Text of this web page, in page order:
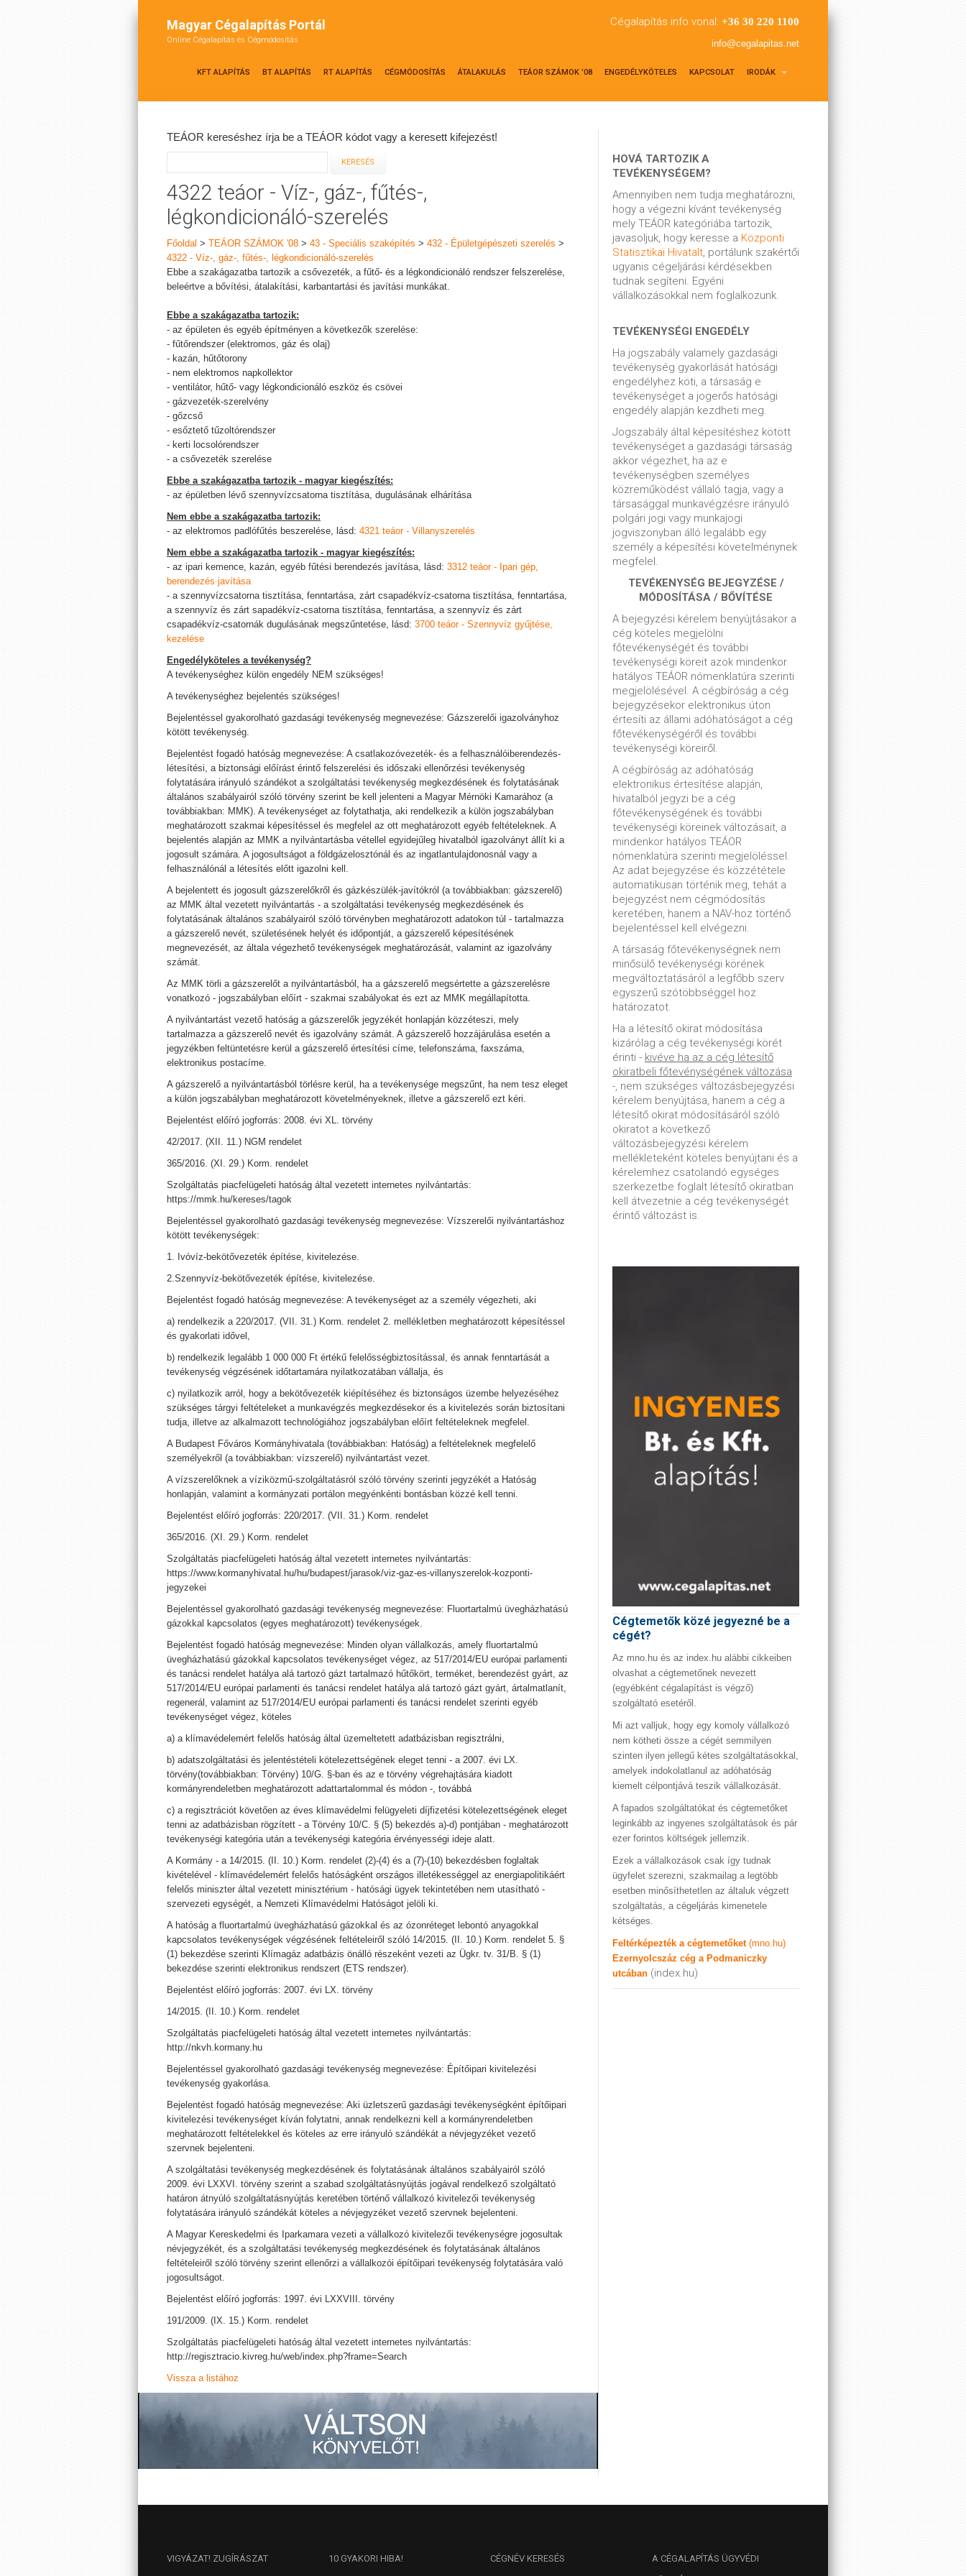
Magyar Cégalapítás Portál
Online Cégalapítás és Cégmódosítás
Cégalapítás info vonal: +36 30 220 1100
info@cegalapitas.net
KFT ALAPÍTÁS BT ALAPÍTÁS RT ALAPÍTÁS CÉGMÓDOSÍTÁS ÁTALAKULÁS TEÁOR SZÁMOK '08 ENGEDÉLYKÖTELES KAPCSOLAT IRODÁK
TEÁOR kereséshez írja be a TEÁOR kódot vagy a keresett kifejezést!
4322 teáor - Víz-, gáz-, fűtés-,
légkondicionáló-szerelés
Főoldal > TEÁOR SZÁMOK '08 > 43 - Speciális szaképítés > 432 - Épületgépészeti szerelés >
4322 - Víz-, gáz-, fűtés-, légkondicionáló-szerelés
Ebbe a szakágazatba tartozik a csővezeték, a fűtő- és a légkondicionáló rendszer felszerelése,
beleértve a bővítési, átalakítási, karbantartási és javítási munkákat.
Ebbe a szakágazatba tartozik:
- az épületen és egyéb építményen a következők szerelése:
- fűtőrendszer (elektromos, gáz és olaj)
- kazán, hűtőtorony
- nem elektromos napkollektor
- ventilátor, hűtő- vagy légkondicionáló eszköz és csövei
- gázvezeték-szerelvény
- gőzcső
- esőztető tűzoltórendszer
- kerti locsolórendszer
- a csővezeték szerelése
Ebbe a szakágazatba tartozik - magyar kiegészítés:
- az épületben lévő szennyvízcsatorna tisztítása, dugulásának elhárítása
Nem ebbe a szakágazatba tartozik:
- az elektromos padlófűtés beszerelése, lásd: 4321 teáor - Villanyszerelés
Nem ebbe a szakágazatba tartozik - magyar kiegészítés:
- az ipari kemence, kazán, egyéb fűtési berendezés javítása, lásd: 3312 teáor - Ipari gép,
berendezés javítása
- a szennyvízcsatorna tisztítása, fenntartása, zárt csapadékvíz-csatorna tisztítása, fenntartása,
a szennyvíz és zárt sapadékvíz-csatorna tisztítása, fenntartása, a szennyvíz és zárt
csapadékvíz-csatornák dugulásának megszűntetése, lásd: 3700 teáor - Szennyvíz gyűjtése,
kezelése
Engedélyköteles a tevékenység?
A tevékenységhez külön engedély NEM szükséges!
A tevékenységhez bejelentés szükséges!
Bejelentéssel gyakorolható gazdasági tevékenység megnevezése: Gázszerelői igazolványhoz
kötött tevékenység.
Bejelentést fogadó hatóság megnevezése: A csatlakozóvezeték- és a felhasználóiberendezés-
létesítési, a biztonsági előírást érintő felszerelési és időszaki ellenőrzési tevékenység
folytatására irányuló szándékot a szolgáltatási tevékenység megkezdésének és folytatásának
általános szabályairól szóló törvény szerint be kell jelenteni a Magyar Mérnöki Kamarához (a
továbbiakban: MMK). A tevékenységet az folytathatja, aki rendelkezik a külön jogszabályban
meghatározott szakmai képesítéssel és megfelel az ott meghatározott egyéb feltételeknek. A
bejelentés alapján az MMK a nyilvántartásba vétellel egyidejűleg hivatalból igazolványt állít ki a
jogosult számára. A jogosultságot a földgázelosztónál és az ingatlantulajdonosnál vagy a
felhasználónál a létesítés előtt igazolni kell.
A bejelentett és jogosult gázszerelőkről és gázkészülék-javítókról (a továbbiakban: gázszerelő)
az MMK által vezetett nyilvántartás - a szolgáltatási tevékenység megkezdésének és
folytatásának általános szabályairól szóló törvényben meghatározott adatokon túl - tartalmazza
a gázszerelő nevét, születésének helyét és időpontját, a gázszerelő képesítésének
megnevezését, az általa végezhető tevékenységek meghatározását, valamint az igazolvány
számát.
Az MMK törli a gázszerelőt a nyilvántartásból, ha a gázszerelő megsértette a gázszerelésre
vonatkozó - jogszabályban előírt - szakmai szabályokat és ezt az MMK megállapította.
A nyilvántartást vezető hatóság a gázszerelők jegyzékét honlapján közzéteszi, mely
tartalmazza a gázszerelő nevét és igazolvány számát. A gázszerelő hozzájárulása esetén a
jegyzékben feltüntetésre kerül a gázszerelő értesítési címe, telefonszáma, faxszáma,
elektronikus postacíme.
A gázszerelő a nyilvántartásból törlésre kerül, ha a tevékenysége megszűnt, ha nem tesz eleget
a külön jogszabályban meghatározott követelményeknek, illetve a gázszerelő ezt kéri.
Bejelentést előíró jogforrás: 2008. évi XL. törvény
42/2017. (XII. 11.) NGM rendelet
365/2016. (XI. 29.) Korm. rendelet
Szolgáltatás piacfelügeleti hatóság által vezetett internetes nyilvántartás:
https://mmk.hu/kereses/tagok
Bejelentéssel gyakorolható gazdasági tevékenység megnevezése: Vízszerelői nyilvántartáshoz
kötött tevékenységek:
1. Ivóvíz-bekötővezeték építése, kivitelezése.
2.Szennyvíz-bekötővezeték építése, kivitelezése.
Bejelentést fogadó hatóság megnevezése: A tevékenységet az a személy végezheti, aki
a) rendelkezik a 220/2017. (VII. 31.) Korm. rendelet 2. mellékletben meghatározott képesítéssel
és gyakorlati idővel,
b) rendelkezik legalább 1 000 000 Ft értékű felelősségbiztosítással, és annak fenntartását a
tevékenység végzésének időtartamára nyilatkozatában vállalja, és
c) nyilatkozik arról, hogy a bekötővezeték kiépítéséhez és biztonságos üzembe helyezéséhez
szükséges tárgyi feltételeket a munkavégzés megkezdésekor és a kivitelezés során biztosítani
tudja, illetve az alkalmazott technológiához jogszabályban előírt feltételeknek megfelel.
A Budapest Főváros Kormányhivatala (továbbiakban: Hatóság) a feltételeknek megfelelő
személyekről (a továbbiakban: vízszerelő) nyilvántartást vezet.
A vízszerelőknek a víziközmű-szolgáltatásról szóló törvény szerinti jegyzékét a Hatóság
honlapján, valamint a kormányzati portálon megyénkénti bontásban közzé kell tenni.
Bejelentést előíró jogforrás: 220/2017. (VII. 31.) Korm. rendelet
365/2016. (XI. 29.) Korm. rendelet
Szolgáltatás piacfelügeleti hatóság által vezetett internetes nyilvántartás:
https://www.kormanyhivatal.hu/hu/budapest/jarasok/viz-gaz-es-villanyszerelok-kozponti-
jegyzekei
Bejelentéssel gyakorolható gazdasági tevékenység megnevezése: Fluortartalmú üvegházhatású
gázokkal kapcsolatos (egyes meghatározott) tevékenységek.
Bejelentést fogadó hatóság megnevezése: Minden olyan vállalkozás, amely fluortartalmú
üvegházhatású gázokkal kapcsolatos tevékenységet végez, az 517/2014/EU európai parlamenti
és tanácsi rendelet hatálya alá tartozó gázt tartalmazó hűtőkört, terméket, berendezést gyárt, az
517/2014/EU európai parlamenti és tanácsi rendelet hatálya alá tartozó gázt gyárt, ártalmatlanít,
regenerál, valamint az 517/2014/EU európai parlamenti és tanácsi rendelet szerinti egyéb
tevékenységet végez, köteles
a) a klímavédelemért felelős hatóság által üzemeltetett adatbázisban regisztrálni,
b) adatszolgáltatási és jelentéstételi kötelezettségének eleget tenni - a 2007. évi LX.
törvény(továbbiakban: Törvény) 10/G. §-ban és az e törvény végrehajtására kiadott
kormányrendeletben meghatározott adattartalommal és módon -, továbbá
c) a regisztrációt követően az éves klímavédelmi felügyeleti díjfizetési kötelezettségének eleget
tenni az adatbázisban rögzített - a Törvény 10/C. § (5) bekezdés a)-d) pontjában - meghatározott
tevékenységi kategória után a tevékenységi kategória érvényességi ideje alatt.
A Kormány - a 14/2015. (II. 10.) Korm. rendelet (2)-(4) és a (7)-(10) bekezdésben foglaltak
kivételével - klímavédelemért felelős hatóságként országos illetékességgel az energiapolitikáért
felelős miniszter által vezetett minisztérium - hatósági ügyek tekintetében nem utasítható -
szervezeti egységét, a Nemzeti Klímavédelmi Hatóságot jelöli ki.
A hatóság a fluortartalmú üvegházhatású gázokkal és az ózonréteget lebontó anyagokkal
kapcsolatos tevékenységek végzésének feltételeiről szóló 14/2015. (II. 10.) Korm. rendelet 5. §
(1) bekezdése szerinti Klímagáz adatbázis önálló részeként vezeti az Ügkr. tv. 31/B. § (1)
bekezdése szerinti elektronikus rendszert (ETS rendszer).
Bejelentést előíró jogforrás: 2007. évi LX. törvény
14/2015. (II. 10.) Korm. rendelet
Szolgáltatás piacfelügeleti hatóság által vezetett internetes nyilvántartás:
http://nkvh.kormany.hu
Bejelentéssel gyakorolható gazdasági tevékenység megnevezése: Építőipari kivitelezési
tevékenység gyakorlása.
Bejelentést fogadó hatóság megnevezése: Aki üzletszerű gazdasági tevékenységként építőipari
kivitelezési tevékenységet kíván folytatni, annak rendelkezni kell a kormányrendeletben
meghatározott feltételekkel és köteles az erre irányuló szándékát a névjegyzéket vezető
szervnek bejelenteni.
A szolgáltatási tevékenység megkezdésének és folytatásának általános szabályairól szóló
2009. évi LXXVI. törvény szerint a szabad szolgáltatásnyújtás jogával rendelkező szolgáltató
határon átnyúló szolgáltatásnyújtás keretében történő vállalkozó kivitelezői tevékenység
folytatására irányuló szándékát köteles a névjegyzéket vezető szervnek bejelenteni.
A Magyar Kereskedelmi és Iparkamara vezeti a vállalkozó kivitelezői tevékenységre jogosultak
névjegyzékét, és a szolgáltatási tevékenység megkezdésének és folytatásának általános
feltételeiről szóló törvény szerint ellenőrzi a vállalkozói építőipari tevékenység folytatására való
jogosultságot.
Bejelentést előíró jogforrás: 1997. évi LXXVIII. törvény
191/2009. (IX. 15.) Korm. rendelet
Szolgáltatás piacfelügeleti hatóság által vezetett internetes nyilvántartás:
http://regisztracio.kivreg.hu/web/index.php?frame=Search
Vissza a listához
HOVÁ TARTOZIK A
TEVÉKENYSÉGEM?
Amennyiben nem tudja meghatározni,
hogy a végezni kívánt tevékenység
mely TEÁOR kategóriába tartozik,
javasoljuk, hogy keresse a Központi
Statisztikai Hivatalt, portálunk szakértői
ugyanis cégeljárási kérdésekben
tudnak segíteni. Egyéni
vállalkozásokkal nem foglalkozunk.
TEVÉKENYSÉGI ENGEDÉLY
Ha jogszabály valamely gazdasági
tevékenység gyakorlását hatósági
engedélyhez köti, a társaság e
tevékenységet a jogerős hatósági
engedély alapján kezdheti meg.
Jogszabály által képesítéshez kötött
tevékenységet a gazdasági társaság
akkor végezhet, ha az e
tevékenységben személyes
közreműködést vállaló tagja, vagy a
társasággal munkavégzésre irányuló
polgári jogi vagy munkajogi
jogviszonyban álló legalább egy
személy a képesítési követelménynek
megfelel.
TEVÉKENYSÉG BEJEGYZÉSE /
MÓDOSÍTÁSA / BŐVÍTÉSE
A bejegyzési kérelem benyújtásakor a
cég köteles megjelölni
főtevékenységét és további
tevékenységi köreit azok mindenkor
hatályos TEÁOR nómenklatúra szerinti
megjelölésével. A cégbíróság a cég
bejegyzésekor elektronikus úton
értesíti az állami adóhatóságot a cég
főtevékenységéről és további
tevékenységi köreiről.
A cégbíróság az adóhatóság
elektronikus értesítése alapján,
hivatalból jegyzi be a cég
főtevékenységének és további
tevékenységi köreinek változásait, a
mindenkor hatályos TEÁOR
nómenklatúra szerinti megjelöléssel.
Az adat bejegyzése és közzététele
automatikusan történik meg, tehát a
bejegyzést nem cégmódosítás
keretében, hanem a NAV-hoz történő
bejelentéssel kell elvégezni.
A társaság főtevékenységnek nem
minősülő tevékenységi körének
megváltoztatásáról a legfőbb szerv
egyszerű szótöbbséggel hoz
határozatot.
Ha a létesítő okirat módosítása
kizárólag a cég tevékenységi körét
érinti - kivéve ha az a cég létesítő
okiratbeli főtevénységének változása
-, nem szükséges változásbejegyzési
kérelem benyújtása, hanem a cég a
létesítő okirat módosításáról szóló
okiratot a következő
változásbejegyzési kérelem
mellékleteként köteles benyújtani és a
kérelemhez csatolandó egységes
szerkezetbe foglalt létesítő okiratban
kell átvezetnie a cég tevékenységét
érintő változást is.
Cégtemetők közé jegyezné be a
cégét?
Az mno.hu és az index.hu alábbi cikkeiben
olvashat a cégtemetőnek nevezett
(egyébként cégalapítást is végző)
szolgáltató esetéről.
Mi azt valljuk, hogy egy komoly vállalkozó
nem kötheti össze a cégét semmilyen
szinten ilyen jellegű kétes szolgáltatásokkal,
amelyek indokolatlanul az adóhatóság
kiemelt célpontjává teszik vállalkozását.
A fapados szolgáltatókat és cégtemetőket
leginkább az ingyenes szolgáltatások és pár
ezer forintos költségek jellemzik.
Ezek a vállalkozások csak így tudnak
ügyfelet szerezni, szakmailag a legtöbb
esetben minősíthetetlen az általuk végzett
szolgáltatás, a cégeljárás kimenetele
kétséges.
Feltérképezték a cégtemetőket (mno.hu)
Ezernyolcszáz cég a Podmaniczky
utcában (index.hu)
VIGYÁZAT! ZUGÍRÁSZAT 10 GYAKORI HIBA! CÉGNÉV KERESÉS A CÉGALAPÍTÁS ÜGYVÉDI